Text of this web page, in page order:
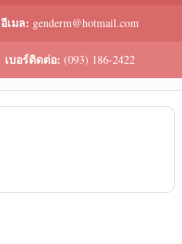
อีเมล: genderm@hotmail.com
เบอร์ติดต่อ: (093) 186-2422